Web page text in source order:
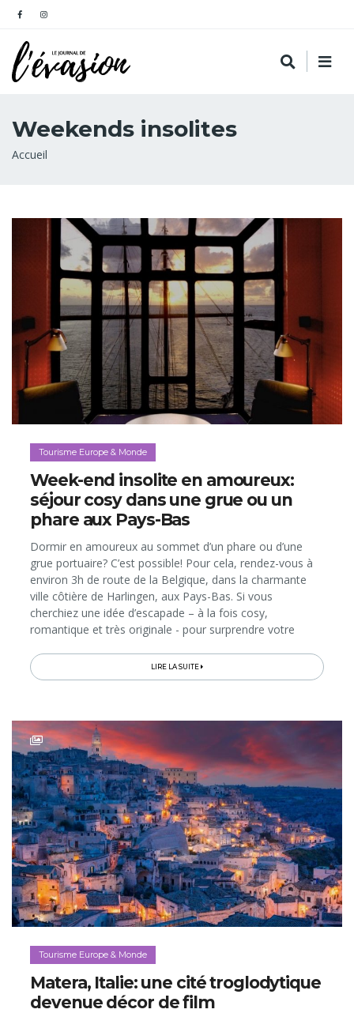
Weekends insolites
Fil
Accueil
Tourisme Europe & Monde
Week-end insolite en amoureux:
séjour cosy dans une grue ou un
phare aux Pays-Bas
Dormir en amoureux au sommet d’un phare ou d’une
grue portuaire? C’est possible! Pour cela, rendez-vous à
environ 3h de route de la Belgique, dans la charmante
ville côtière de Harlingen, aux Pays-Bas. Si vous
cherchiez une idée d’escapade – à la fois cosy,
romantique et très originale - pour surprendre votre
LIRE LA SUITE
Tourisme Europe & Monde
Matera, Italie: une cité troglodytique
devenue décor de film